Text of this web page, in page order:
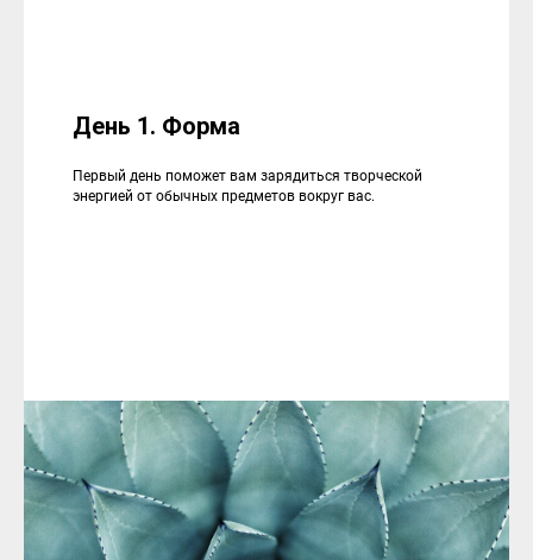
День 1. Форма
Первый день поможет вам зарядиться творческой
энергией от обычных предметов вокруг вас.